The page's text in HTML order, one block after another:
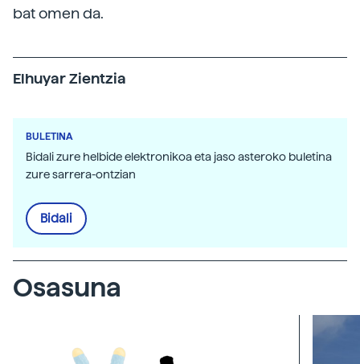
bat omen da.
Elhuyar Zientzia
BULETINA
Bidali zure helbide elektronikoa eta jaso asteroko buletina
zure sarrera-ontzian
Bidali
Osasuna